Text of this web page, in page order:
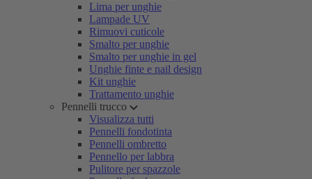
Lima per unghie
Lampade UV
Rimuovi cuticole
Smalto per unghie
Smalto per unghie in gel
Unghie finte e nail design
Kit unghie
Trattamento unghie
Pennelli trucco
Visualizza tutti
Pennelli fondotinta
Pennelli ombretto
Pennello per labbra
Pulitore per spazzole